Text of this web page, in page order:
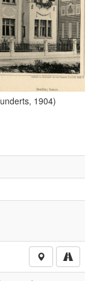
1904)